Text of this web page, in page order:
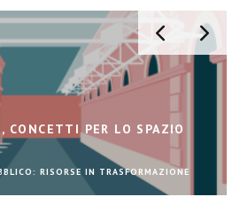
SOCIALI PER
E SPAZIO PUBBLICO: RISORSE IN